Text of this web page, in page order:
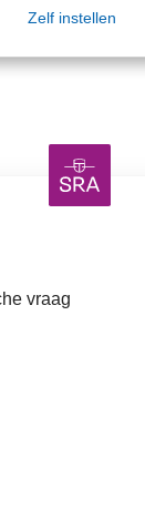
Zelf instellen
vraag